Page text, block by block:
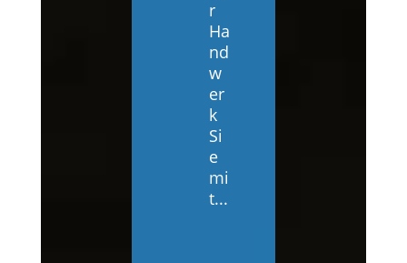
r
Ha
nd
w
er
k
Si
e
mi
t...